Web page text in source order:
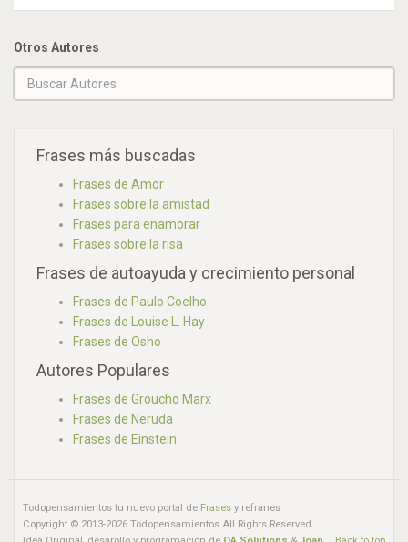
Otros Autores
Frases más buscadas
Frases de Amor
Frases sobre la amistad
Frases para enamorar
Frases sobre la risa
Frases de autoayuda y crecimiento personal
Frases de Paulo Coelho
Frases de Louise L. Hay
Frases de Osho
Autores Populares
Frases de Groucho Marx
Frases de Neruda
Frases de Einstein
Todopensamientos tu nuevo portal de Frases y refranes
Copyright © 2013-2026 Todopensamientos All Rights Reserved